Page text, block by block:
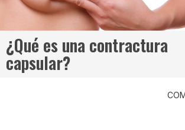
¿Qué es una contractura
capsular?